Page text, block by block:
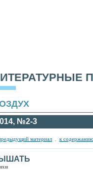
№2-3
материал к